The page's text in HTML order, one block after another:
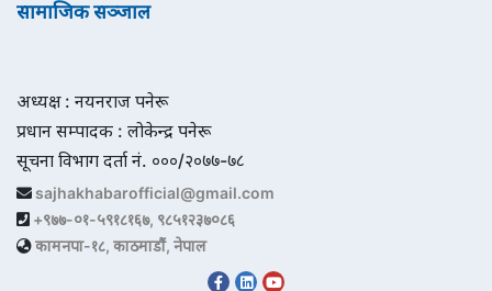
सामाजिक सञ्जाल
अध्यक्ष : नयनराज पनेरू
प्रधान सम्पादक : लोकेन्द्र पनेरू
सूचना विभाग दर्ता नं. ०००/२०७७-७८
sajhakhabarofficial@gmail.com
+९७७-०१-५९१८१६७, ९८५१२३७०८६
कामनपा-१८, काठमाडौं, नेपाल